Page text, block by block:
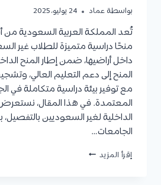
بواسطة عماد 24 يوليو، 2025
تُعد المملكة العربية السعودية من
منحًا دراسية متميزة للطلاب غير
داخل أراضيها، ضمن إطار المنح
المنح إلى دعم التعليم العالي،
مع توفير بيئة دراسية متكاملة في
المعتمدة. في هذا المقال،
الداخلية لغير السعوديين بالتفصيل،
الجامعات…
إقرأ المزيد شروط